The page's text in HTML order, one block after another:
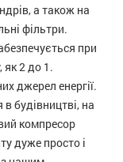
а також на
фільтри.
при
як 2 до 1.
джерел енергії.
будівництві, на
компресор
дуже просто і